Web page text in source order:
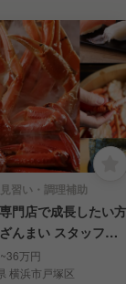
習い・調理補助
門店で成長したい方
んまい スタッフ募
万円
横浜市戸塚区